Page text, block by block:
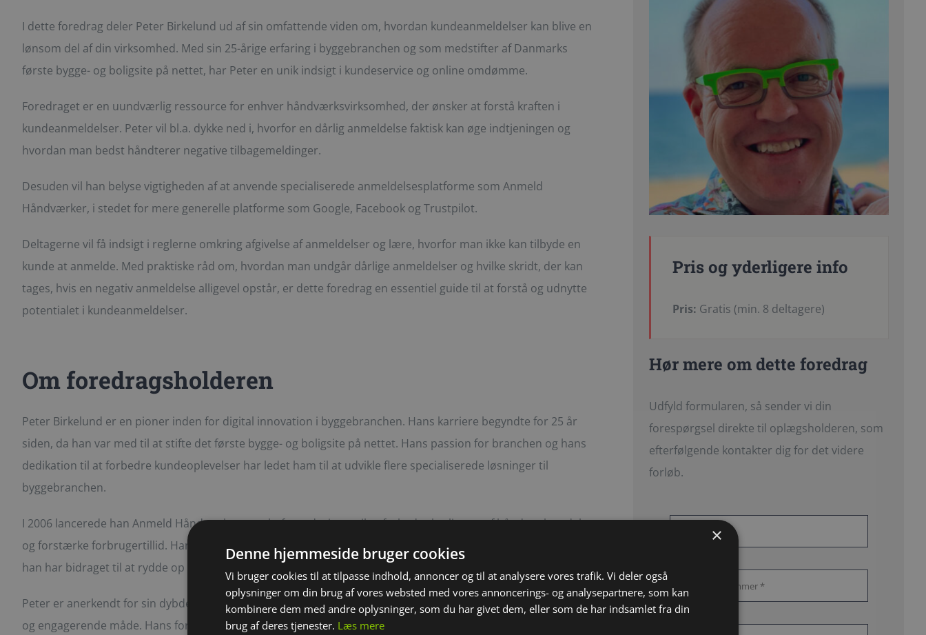
I dette foredrag deler Peter Birkelund ud af sin omfattende viden om, hvordan kundeanmeldelser kan blive en
lønsom del af din virksomhed. Med sin 25-årige erfaring i byggebranchen og som medstifter af Danmarks
første bygge- og boligsite på nettet, har Peter en unik indsigt i kundeservice og online omdømme.
Foredraget er en uundværlig ressource for enhver håndværksvirksomhed, der ønsker at forstå kraften i
kundeanmeldelser. Peter vil bl.a. dykke ned i, hvorfor en dårlig anmeldelse faktisk kan øge indtjeningen og
hvordan man bedst håndterer negative tilbagemeldinger.
Desuden vil han belyse vigtigheden af at anvende specialiserede anmeldelsesplatforme som Anmeld
Håndværker, i stedet for mere generelle platforme som Google, Facebook og Trustpilot.
Deltagerne vil få indsigt i reglerne omkring afgivelse af anmeldelser og lære, hvorfor man ikke kan tilbyde en
kunde at anmelde. Med praktiske råd om, hvordan man undgår dårlige anmeldelser og hvilke skridt, der kan
tages, hvis en negativ anmeldelse alligevel opstår, er dette foredrag en essentiel guide til at forstå og udnytte
potentialet i kundeanmeldelser.
Om foredragsholderen
Peter Birkelund er en pioner inden for digital innovation i byggebranchen. Hans karriere begyndte for 25 år
siden, da han var med til at stifte det første bygge- og boligsite på nettet. Hans passion for branchen og hans
dedikation til at forbedre kundeoplevelser har ledet ham til at udvikle flere specialiserede løsninger til
byggebranchen.
I 2006 lancerede han Anmeld Håndværker, en platform designet til at forbedre kvaliteten af håndværkerydelser
og forstærke forbrugertillid. Hans arbejde med Anmeld Håndværker har haft stor betydning for branchen, idet
han har bidraget til at rydde op i dårlige kundeoplevelser og fremme positiv forandring.
Peter er anerkendt for sin dybdegående viden og hans evne til at formidle komplekse emner på en forståelig
og engagerende måde. Hans foredrag er ikke kun informative, men også inspirerende, og giver deltagerne
Pris og yderligere info
Pris: Gratis (min. 8 deltagere)
Hør mere om dette foredrag
Udfyld formularen, så sender vi din
forespørgsel direkte til oplægsholderen, som
efterfølgende kontakter dig for det videre
forløb.
×
Denne hjemmeside bruger cookies
Vi bruger cookies til at tilpasse indhold, annoncer og til at analysere vores trafik. Vi deler også
oplysninger om din brug af vores websted med vores annoncerings- og analysepartnere, som kan
kombinere dem med andre oplysninger, som du har givet dem, eller som de har indsamlet fra din
brug af deres tjenester. Læs mere